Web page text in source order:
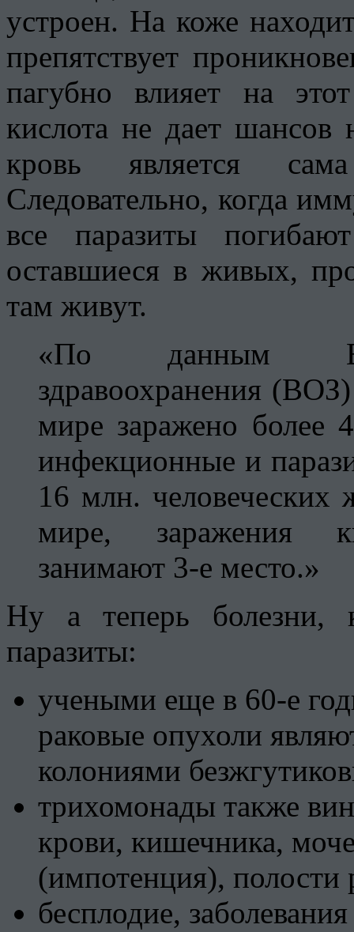
устроен. На коже
препятствует
пагубно влияет на
кислота не дает
кровь является
Следовательно, когда
все паразиты
оставшиеся в живых,
там живут.
«По данным
здравоохранения
мире заражено более
инфекционные и
16 млн.
мире, заражения
занимают 3-е место.»
Ну а теперь болезни,
паразиты:
учеными еще в 60-е
раковые опухоли
колониями
трихомонады также
крови, кишечника,
(импотенция), полости
бесплодие,